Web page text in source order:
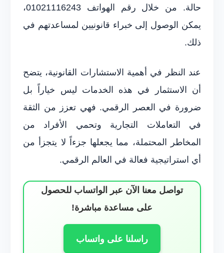
حالة. من خلال رقم الهواتف 01021116243،
يمكن الوصول إلى خبراء قانونيين لمساعدتهم في
ذلك.
عند النظر في أهمية الاستشارات القانونية، يتضح
أن الاستثمار في هذه الخدمات ليس خياراً بل
ضرورة في العصر الرقمي. فهي تعزز من الثقة
في التعاملات التجارية وتحمي الأفراد من
المخاطر المحتملة، مما يجعلها جزءاً لا يتجزأ من
أي استراتيجية فعالة في العالم الرقمي.
تواصل معنا الآن عبر الواتساب للحصول
على مساعدة مباشرة!
راسلنا على واتساب